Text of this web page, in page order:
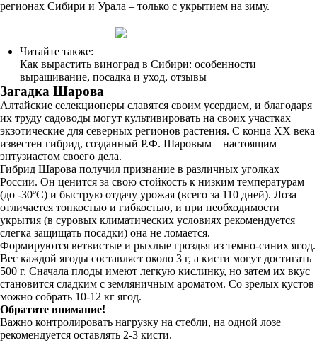
регионах Сибири и Урала – только с укрытием на зиму.
Читайте также:
Как вырастить виноград в Сибири: особенности
выращивание, посадка и уход, отзывы
Загадка Шарова
Алтайские селекционеры славятся своим усердием, и благодаря
их труду садоводы могут культивировать на своих участках
экзотические для северных регионов растения. С конца XX века
известен гибрид, созданный Р.Ф. Шаровым – настоящим
энтузиастом своего дела.
Гибрид Шарова получил признание в различных уголках
России. Он ценится за свою стойкость к низким температурам
(до -30ºC) и быструю отдачу урожая (всего за 110 дней). Лоза
отличается тонкостью и гибкостью, и при необходимости
укрытия (в суровых климатических условиях рекомендуется
слегка защищать посадки) она не ломается.
Формируются ветвистые и рыхлые гроздья из темно-синих ягод.
Вес каждой ягоды составляет около 3 г, а кисти могут достигать
500 г. Сначала плоды имеют легкую кислинку, но затем их вкус
становится сладким с земляничным ароматом. Со зрелых кустов
можно собрать 10-12 кг ягод.
Обратите внимание!
Важно контролировать нагрузку на стебли, на одной лозе
рекомендуется оставлять 2-3 кисти.